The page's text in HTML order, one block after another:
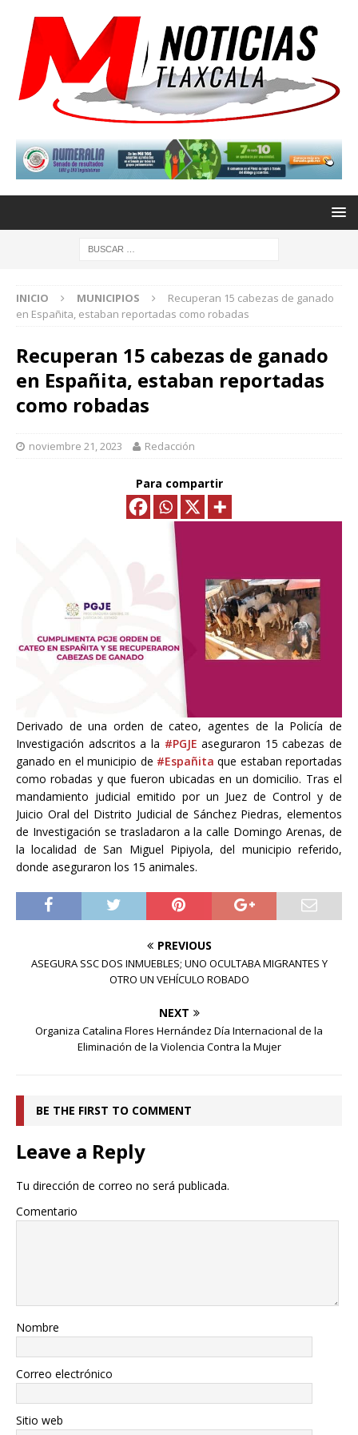
INICIO MUNICIPIOS
Recuperan 15 cabezas de ganado
en Españita, estaban reportadas como robadas
Recuperan 15 cabezas de ganado
en Españita, estaban reportadas
como robadas
noviembre 21, 2023 Redacción
Para compartir
Derivado de una orden de cateo, agentes de la Policía de
Investigación adscritos a la #PGJE aseguraron 15 cabezas de
ganado en el municipio de #Españita que estaban reportadas
como robadas y que fueron ubicadas en un domicilio. Tras el
mandamiento judicial emitido por un Juez de Control y de
Juicio Oral del Distrito Judicial de Sánchez Piedras, elementos
de Investigación se trasladaron a la calle Domingo Arenas, de
la localidad de San Miguel Pipiyola, del municipio referido,
donde aseguraron los 15 animales.
PREVIOUS
ASEGURA SSC DOS INMUEBLES; UNO OCULTABA MIGRANTES Y
OTRO UN VEHÍCULO ROBADO
NEXT
Organiza Catalina Flores Hernández Día Internacional de la
Eliminación de la Violencia Contra la Mujer
BE THE FIRST TO COMMENT
Leave a Reply
Tu dirección de correo no será publicada.
Comentario
Nombre
Correo electrónico
Sitio web